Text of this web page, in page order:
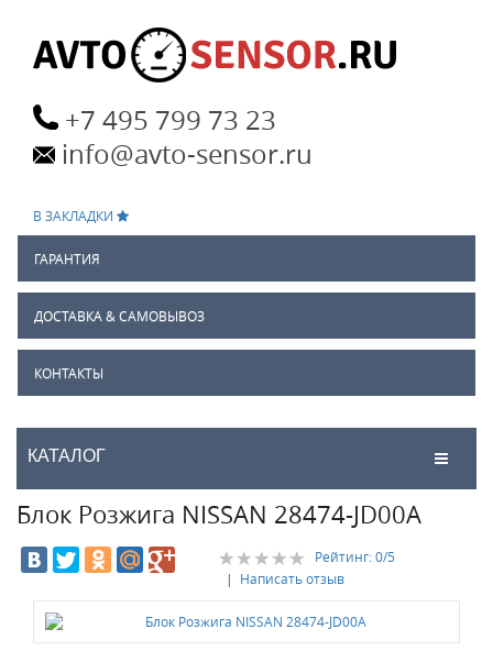
+7 495 799 73 23
info@avto-sensor.ru
В ЗАКЛАДКИ
ГАРАНТИЯ
ДОСТАВКА & САМОВЫВОЗ
КОНТАКТЫ
КАТАЛОГ
Блок Розжига NISSAN 28474-JD00A
Рейтинг:0/5
| Написать отзыв